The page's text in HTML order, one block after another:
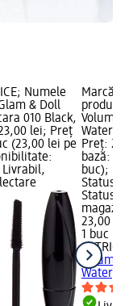
Numele
& Doll
010 Black,
lei; Preț
(23,00 lei pe
Marcă:
Volume
Preț:
bază: 1
buc);
Status
Status
23,00 lei
1 buc
CATRICE
Volume